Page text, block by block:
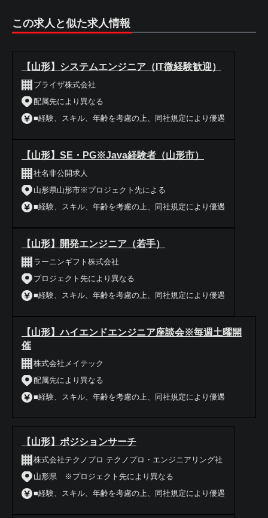
この求人と似た求人情報
【山形】システムエンジニア（IT微経験歓迎）
ブライザ株式会社
配属先により異なる
■経験、スキル、年齢を考慮の上、同社規定により優遇
【山形】SE・PG※Java経験者（山形市）
社名非公開求人
山形県山形市※プロジェクト先による
■経験、スキル、年齢を考慮の上、同社規定により優遇
【山形】開発エンジニア（若手）
ラーニンギフト株式会社
プロジェクト先により異なる
■経験、スキル、年齢を考慮の上、同社規定により優遇
【山形】ハイエンドエンジニア座談会※毎週土曜開
催
株式会社メイテック
配属先により異なる
■経験、スキル、年齢を考慮の上、同社規定により優遇
【山形】ポジションサーチ
株式会社テクノプロ テクノプロ・エンジニアリング社
山形県 ※プロジェクト先により異なる
■経験、スキル、年齢を考慮の上、同社規定により優遇